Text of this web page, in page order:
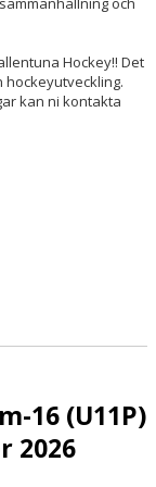
Hockey!! Det
hockeyutveckling.
kan ni kontakta
16 (U11P)
2026